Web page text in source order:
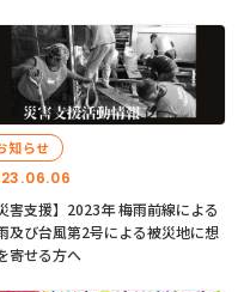
知らせ
災害支援】2023年 梅雨前線による
及び台風第2号による被災地に想
寄せる方へ